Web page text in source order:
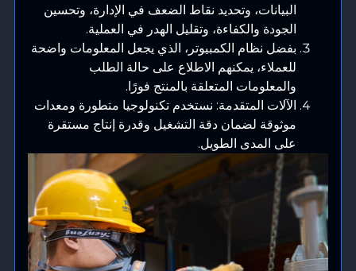
البيانات، وتحديد نقاط الضعف في الإدارة، وتحسين
الجودة والكفاءة، وتقليل الهدر في العملية.
بفضل نظام الكمبيوتر، الذي يجعل المعلومات واضحة
للعملاء، يمكنهم الاطلاع على حالة الطلب
والمعلومات المتعلقة بالمنتج فورًا.
الآلات المتقدمة: نستخدم تكنولوجيا متطورة ومعدات
موثوقة لضمان دقة التشغيل وقدرة إنتاج مستقرة
على المدى الطويل.